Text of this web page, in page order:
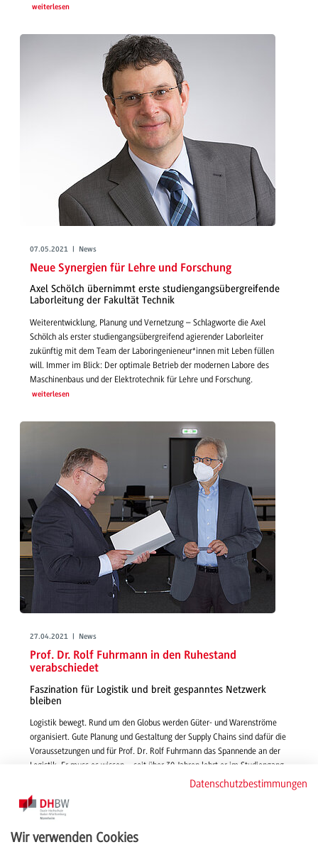
weiterlesen
07.05.2021 | News
Neue Synergien für Lehre und Forschung
Axel Schölch übernimmt erste studiengangsübergreifende
Laborleitung der Fakultät Technik
Weiterentwicklung, Planung und Vernetzung – Schlagworte die Axel
Schölch als erster studiengangsübergreifend agierender Laborleiter
zukünftig mit dem Team der Laboringenieneur*innen mit Leben füllen
will. Immer im Blick: Der optimale Betrieb der modernen Labore des
Maschinenbaus und der Elektrotechnik für Lehre und Forschung.
weiterlesen
27.04.2021 | News
Prof. Dr. Rolf Fuhrmann in den Ruhestand
verabschiedet
Faszination für Logistik und breit gespanntes Netzwerk
bleiben
Logistik bewegt. Rund um den Globus werden Güter- und Warenströme
organisiert. Gute Planung und Gestaltung der Supply Chains sind dafür die
Voraussetzungen und für Prof. Dr. Rolf Fuhrmann das Spannende an der
Logistik. Er muss es wissen – seit über 30 Jahren lehrt er im Studiengang
weiterlesen
Datenschutzbestimmungen
Wir verwenden Cookies